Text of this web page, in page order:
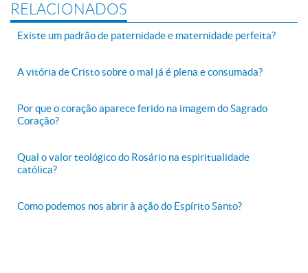
RELACIONADOS
Existe um padrão de paternidade e maternidade perfeita?
A vitória de Cristo sobre o mal já é plena e consumada?
Por que o coração aparece ferido na imagem do Sagrado
Coração?
Qual o valor teológico do Rosário na espiritualidade
católica?
Como podemos nos abrir à ação do Espírito Santo?